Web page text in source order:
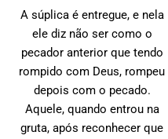
A súplica é entregue, e nela
ele diz não ser como o
pecador anterior que tendo
rompido com Deus, rompeu
depois com o pecado.
Aquele, quando entrou na
gruta, após reconhecer que